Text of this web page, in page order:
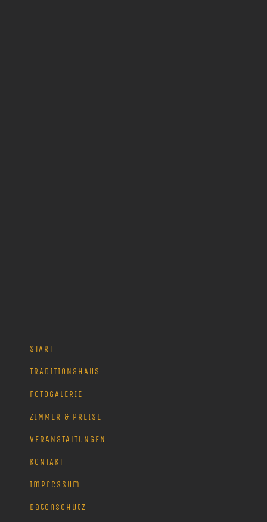
START
TRADITIONSHAUS
FOTOGALERIE
ZIMMER & PREISE
VERANSTALTUNGEN
KONTAKT
Impressum
Datenschutz